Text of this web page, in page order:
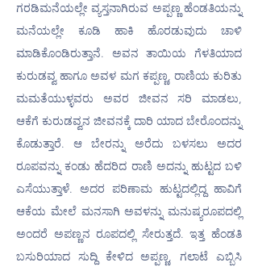
ಗರಡಿಮನೆಯಲ್ಲೇ ವ್ಯಸ್ತನಾಗಿರುವ ಅಪ್ಪಣ್ಣ ಹೆಂಡತಿಯನ್ನು
ಮನೆಯಲ್ಲೇ ಕೂಡಿ ಹಾಕಿ ಹೊರಡುವುದು ಚಾಳಿ
ಮಾಡಿಕೊಂಡಿರುತ್ತಾನೆ. ಅವನ ತಾಯಿಯ ಗೆಳತಿಯಾದ
ಕುರುಡವ್ವ ಹಾಗೂ ಅವಳ ಮಗ ಕಪ್ಪಣ್ಣ, ರಾಣಿಯ ಕುರಿತು
ಮಮತೆಯುಳ್ಳವರು ಅವರ ಜೀವನ ಸರಿ ಮಾಡಲು,
ಆಕೆಗೆ ಕುರುಡವ್ವನ ಜೀವನಕ್ಕೆ ದಾರಿ ಯಾದ ಬೇರೊಂದನ್ನು
ಕೊಡುತ್ತಾರೆ. ಆ ಬೇರನ್ನು ಅರೆದು ಬಳಸಲು ಅದರ
ರೂಪವನ್ನು ಕಂಡು ಹೆದರಿದ ರಾಣಿ ಅದನ್ನು ಹುಟ್ಟದ ಬಳಿ
ಎಸೆಯುತ್ತಾಳೆ. ಅದರ ಪರಿಣಾಮ ಹುಟ್ಟದಲ್ಲಿದ್ದ ಹಾವಿಗೆ
ಆಕೆಯ ಮೇಲೆ ಮನಸಾಗಿ ಅವಳನ್ನು ಮನುಷ್ಯರೂಪದಲ್ಲಿ
ಅಂದರೆ ಅಪಣ್ಣನ ರೂಪದಲ್ಲಿ ಸೇರುತ್ತದೆ. ಇತ್ತ ಹೆಂಡತಿ
ಬಸುರಿಯಾದ ಸುದ್ದಿ ಕೇಳಿದ ಅಪ್ಪಣ್ಣ, ಗಲಾಟೆ ಎಬ್ಬಿಸಿ